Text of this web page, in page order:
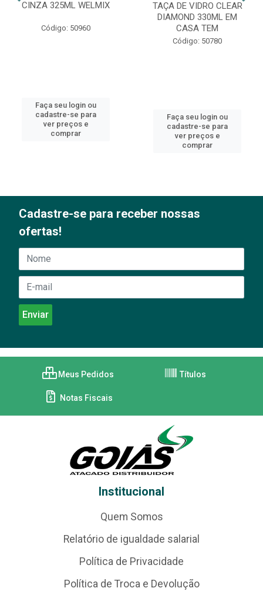
CINZA 325ML WELMIX
Código: 50960
Faça seu login ou
cadastre-se para
ver preços e
comprar
TAÇA DE VIDRO CLEAR
DIAMOND 330ML EM
CASA TEM
Código: 50780
Faça seu login ou
cadastre-se para
ver preços e
comprar
Cadastre-se para receber nossas
ofertas!
Meus Pedidos Títulos
Notas Fiscais
Institucional
Quem Somos
Relatório de igualdade salarial
Política de Privacidade
Política de Troca e Devolução